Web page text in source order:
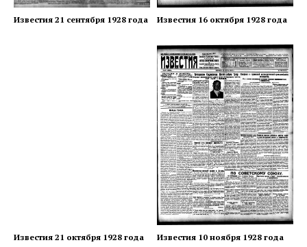
Известия 21 сентября 1928 года Известия 16 октября 1928 года
Известия 21 октября 1928 года Известия 10 ноября 1928 года